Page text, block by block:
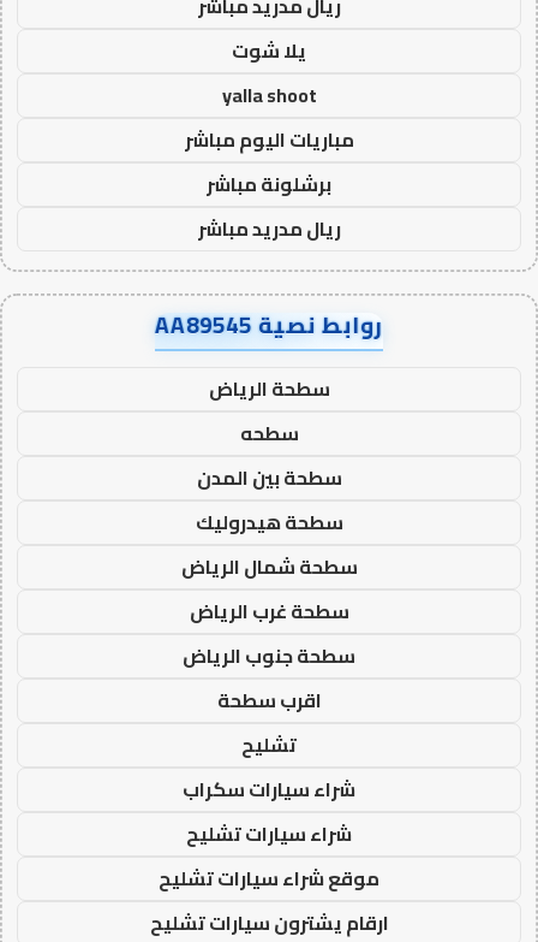
يلا شوت
yalla shoot
مباريات اليوم مباشر
برشلونة مباشر
ريال مدريد مباشر
روابط نصية AA89545
سطحة الرياض
سطحه
سطحة بين المدن
سطحة هيدروليك
سطحة شمال الرياض
سطحة غرب الرياض
سطحة جنوب الرياض
اقرب سطحة
تشليح
شراء سيارات سكراب
شراء سيارات تشليح
موقع شراء سيارات تشليح
ارقام يشترون سيارات تشليح